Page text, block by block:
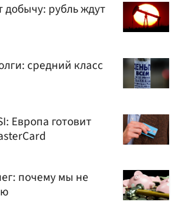
рубль ждут
средний класс
Европа готовит
почему мы не